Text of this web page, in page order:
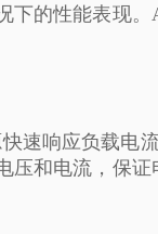
下的性能表现
速响应负载电
压和电流，保